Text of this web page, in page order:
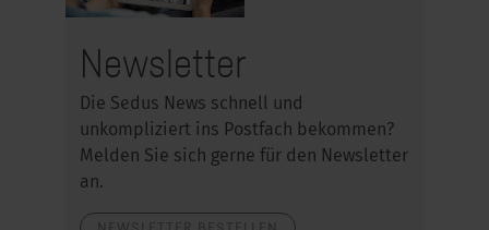
Newsletter
Die Sedus News schnell und
unkompliziert ins Postfach bekommen?
Melden Sie sich gerne für den Newsletter
an.